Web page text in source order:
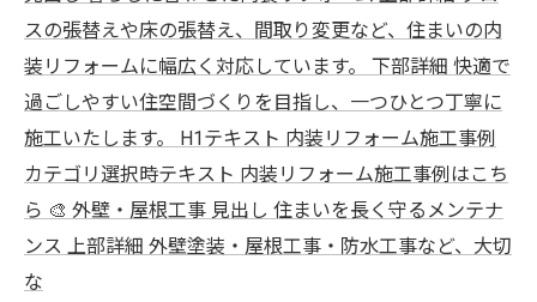
スの張替えや床の張替え、間取り変更など、住まいの内
装リフォームに幅広く対応しています。 下部詳細 快適で
過ごしやすい住空間づくりを目指し、一つひとつ丁寧に
施工いたします。 H1テキスト 内装リフォーム施工事例
カテゴリ選択時テキスト 内装リフォーム施工事例はこち
ら 🎨 外壁・屋根工事 見出し 住まいを長く守るメンテナ
ンス 上部詳細 外壁塗装・屋根工事・防水工事など、大切
な